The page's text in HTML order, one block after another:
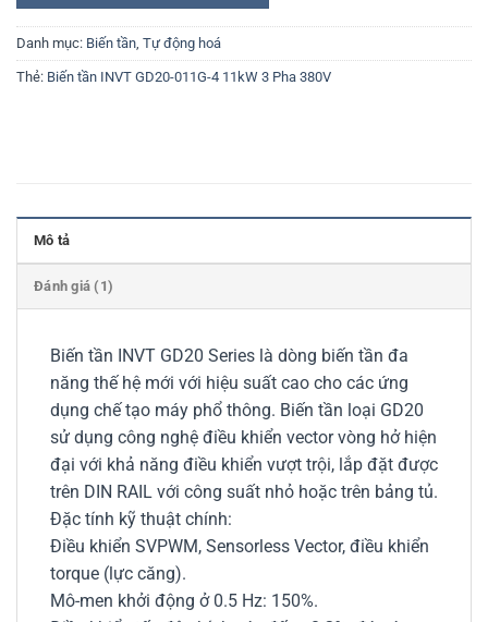
Danh mục: Biến tần Tự động hoá
Thẻ: Biến tần INVT GD20-011G-4 11kW 3 Pha 380V
Mô tả
Đánh giá (1)
Biến tần INVT GD20 Series là dòng biến tần đa
năng thế hệ mới với hiệu suất cao cho các ứng
dụng chế tạo máy phổ thông. Biến tần loại GD20
sử dụng công nghệ điều khiển vector vòng hở hiện
đại với khả năng điều khiển vượt trội, lắp đặt được
trên DIN RAIL với công suất nhỏ hoặc trên bảng tủ.
Đặc tính kỹ thuật chính:
Điều khiển SVPWM, Sensorless Vector, điều khiển
torque (lực căng).
Mô-men khởi động ở 0.5 Hz: 150%.